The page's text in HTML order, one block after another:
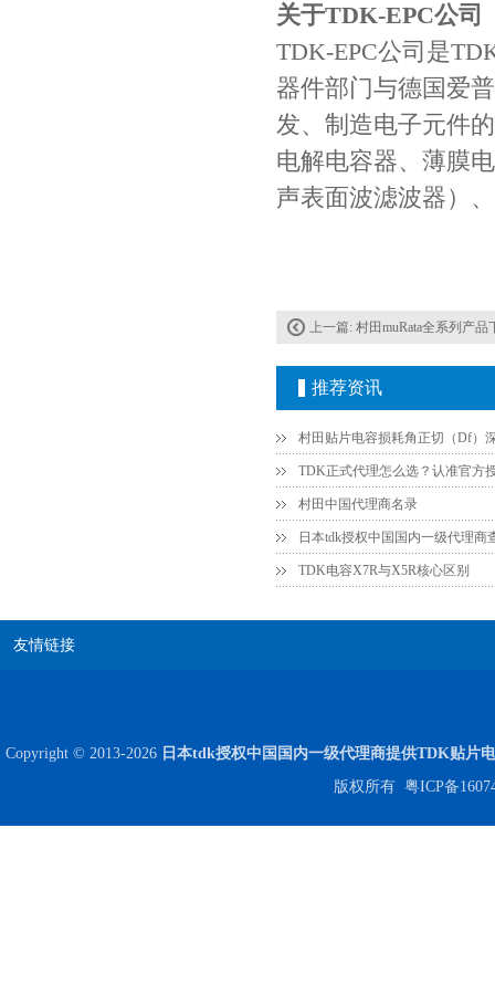
关于TDK-EPC公司
TDK-EPC公司是
器件部门与德国爱
发、制造电子元件
电解电容器、薄膜
声表面波滤波器）
上一篇: 村田muRata全系列产品
推荐资讯
村田中国代理商名录
日本tdk授权中国国内一级代理商
TDK电容X7R与X5R核心区别
友情链接
Copyright © 2013-2026 日本tdk授权中国国内一级代理商提供TDK贴片
版权所有 粤ICP备